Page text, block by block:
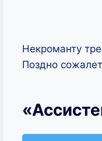
Некроманту
Поздно